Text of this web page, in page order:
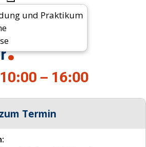
und Praktikum
Obermeister
– 16:00
Termin